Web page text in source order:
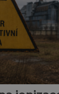
u nich